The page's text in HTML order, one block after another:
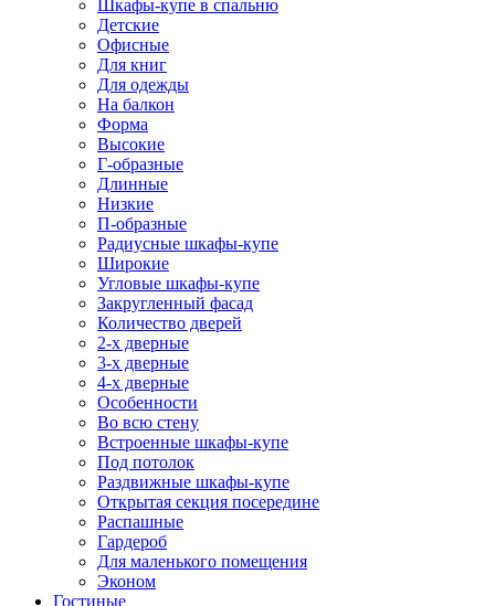
Шкафы-купе в спальню
Детские
Офисные
Для книг
Для одежды
На балкон
Форма
Высокие
Г-образные
Длинные
Низкие
П-образные
Радиусные шкафы-купе
Широкие
Угловые шкафы-купе
Закругленный фасад
Количество дверей
2-х дверные
3-х дверные
4-х дверные
Особенности
Во всю стену
Встроенные шкафы-купе
Под потолок
Раздвижные шкафы-купе
Открытая секция посередине
Распашные
Гардероб
Для маленького помещения
Эконом
Гостиные